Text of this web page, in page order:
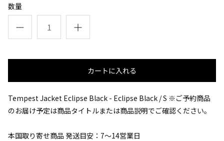
数量
カートに入れる
Tempest Jacket Eclipse Black - Eclipse Black / S ※ご予約商品
のお届け予定は商品タイトルまたは商品説明でご確認ください。
本国取り寄せ商品 発送目安：7〜14営業日